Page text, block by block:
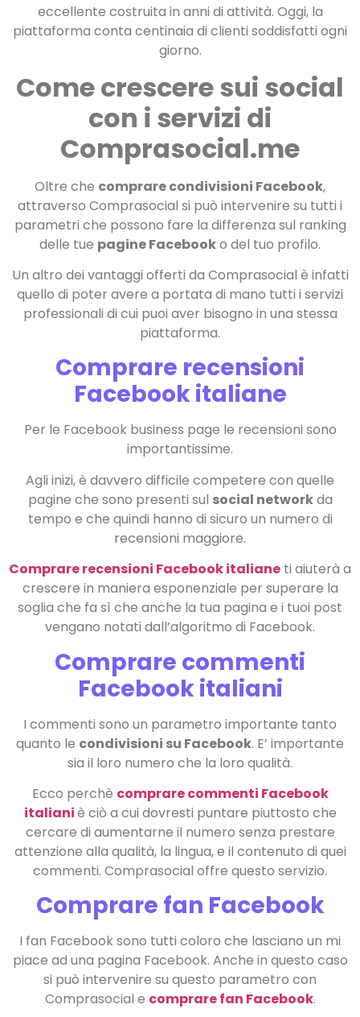
eccellente costruita in anni di attività. Oggi, la
piattaforma conta centinaia di clienti soddisfatti ogni
giorno.
Come crescere sui social
con i servizi di
Comprasocial.me
Oltre che comprare condivisioni Facebook,
attraverso Comprasocial si può intervenire su tutti i
parametri che possono fare la differenza sul ranking
delle tue pagine Facebooko del tuo profilo.
Un altro dei vantaggi offerti da Comprasocial è infatti
quello di poter avere a portata di mano tutti i servizi
professionali di cui puoi aver bisogno in una stessa
piattaforma.
Comprare recensioni
Facebook italiane
Per le Facebook business page le recensioni sono
importantissime.
Agli inizi, è davvero difficile competere con quelle
pagine che sono presenti sul social networkda
tempo e che quindi hanno di sicuro un numero di
recensioni maggiore.
Comprare recensioni Facebook italiane ti aiuterà a
crescere in maniera esponenziale per superare la
soglia che fa sì che anche la tua pagina e i tuoi post
vengano notati dall’algoritmo di Facebook.
Comprare commenti
Facebook italiani
I commenti sono un parametro importante tanto
quanto le condivisioni su Facebook. E’ importante
sia il loro numero che la loro qualità.
Ecco perchè comprare commenti Facebook
italianiè ciò a cui dovresti puntare piuttosto che
cercare di aumentarne il numero senza prestare
attenzione alla qualità, la lingua, e il contenuto di quei
commenti. Comprasocial offre questo servizio.
Comprare fan Facebook
I fan Facebook sono tutti coloro che lasciano un mi
piace ad una pagina Facebook. Anche in questo caso
si può intervenire su questo parametro con
Comprasocial e comprare fan Facebook.